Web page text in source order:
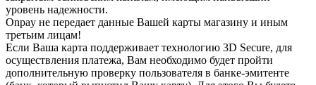
уровень надежности.
Onpay не передает данные Вашей карты магазину и иным
третьим лицам!
Если Ваша карта поддерживает технологию 3D Secure, для
осуществления платежа, Вам необходимо будет пройти
дополнительную проверку пользователя в банке-эмитенте